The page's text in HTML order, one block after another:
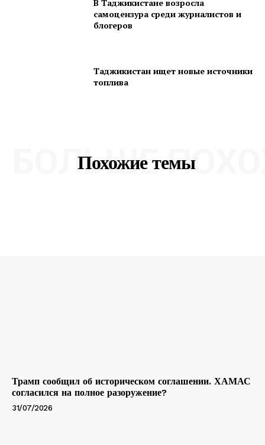
В Таджикистане возросла
самоцензура среди журналистов и
блогеров
Таджикистан ищет новые источники
топлива
Похожие темы
БОЛЬШЕ
Трамп сообщил об историческом соглашении. ХАМАС
согласился на полное разоружение?
31/07/2026